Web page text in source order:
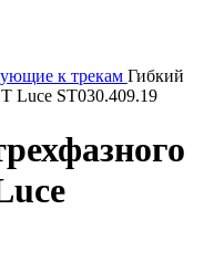
к трекам Гибкий
Luce ST030.409.19